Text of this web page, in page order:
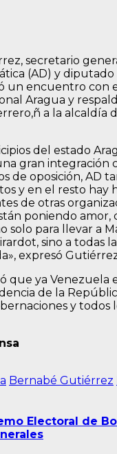
secretario
(AD) y diputado
un encuentro con
Aragua y
a la alcaldía
del estado
gran integración
de oposición, AD
y en el resto hay
de otras
poniendo
solo para llevar a
sino a todas
expresó
que ya Venezuela
de la
y todos
Bernabé Gutiérrez
Electoral de